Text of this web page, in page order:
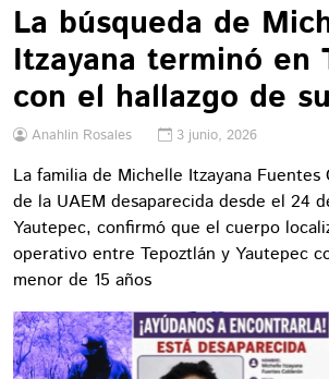
La búsqueda de
Itzayana terminó en
con el hallazgo de
Anahlin Rosales 3 junio, 2026
La familia de Michelle Itzayana Fuentes
de la UAEM desaparecida desde el 24
Yautepec, confirmó que el cuerpo
operativo entre Tepoztlán y Yautepec
menor de 15 años